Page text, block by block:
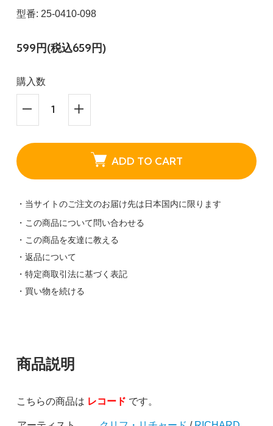
型番: 25-0410-098
599円(税込659円)
購入数
ADD TO CART
・当サイトのご注文のお届け先は日本国内に限ります
・この商品について問い合わせる
・この商品を友達に教える
・返品について
・特定商取引法に基づく表記
・買い物を続ける
商品説明
こちらの商品は レコード です。